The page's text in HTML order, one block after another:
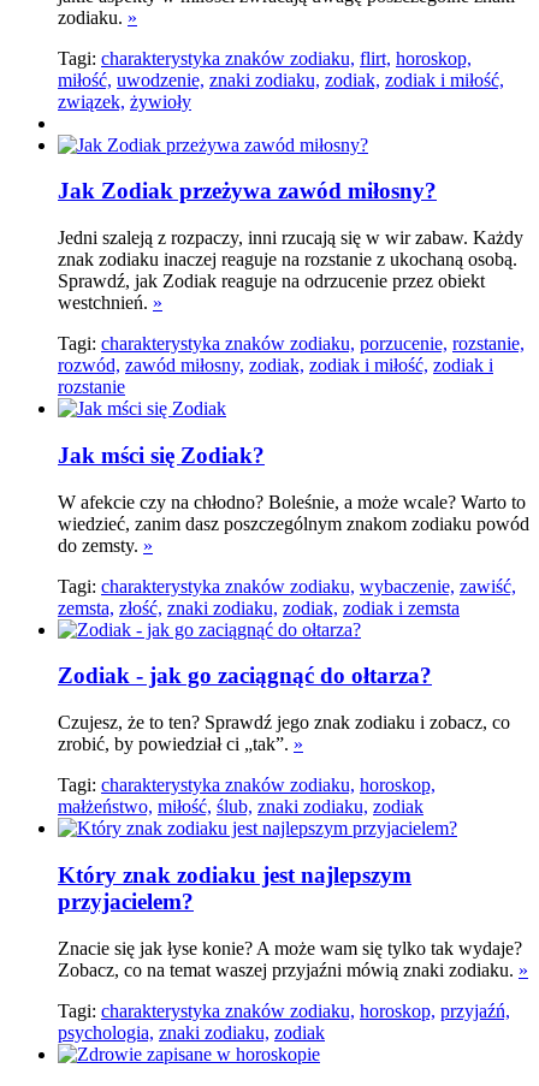
zodiaku. »
Tagi: charakterystyka znaków zodiaku, flirt, horoskop,
miłość, uwodzenie, znaki zodiaku, zodiak, zodiak i miłość,
związek, żywioły
Jak Zodiak przeżywa zawód miłosny?
Jedni szaleją z rozpaczy, inni rzucają się w wir zabaw. Każdy
znak zodiaku inaczej reaguje na rozstanie z ukochaną osobą.
Sprawdź, jak Zodiak reaguje na odrzucenie przez obiekt
westchnień. »
Tagi: charakterystyka znaków zodiaku, porzucenie, rozstanie,
rozwód, zawód miłosny, zodiak, zodiak i miłość, zodiak i
rozstanie
Jak mści się Zodiak?
W afekcie czy na chłodno? Boleśnie, a może wcale? Warto to
wiedzieć, zanim dasz poszczególnym znakom zodiaku powód
do zemsty. »
Tagi: charakterystyka znaków zodiaku, wybaczenie, zawiść,
zemsta, złość, znaki zodiaku, zodiak, zodiak i zemsta
Zodiak - jak go zaciągnąć do ołtarza?
Czujesz, że to ten? Sprawdź jego znak zodiaku i zobacz, co
zrobić, by powiedział ci „tak”. »
Tagi: charakterystyka znaków zodiaku, horoskop,
małżeństwo, miłość, ślub, znaki zodiaku, zodiak
Który znak zodiaku jest najlepszym
przyjacielem?
Znacie się jak łyse konie? A może wam się tylko tak wydaje?
Zobacz, co na temat waszej przyjaźni mówią znaki zodiaku. »
Tagi: charakterystyka znaków zodiaku, horoskop, przyjaźń,
psychologia, znaki zodiaku, zodiak